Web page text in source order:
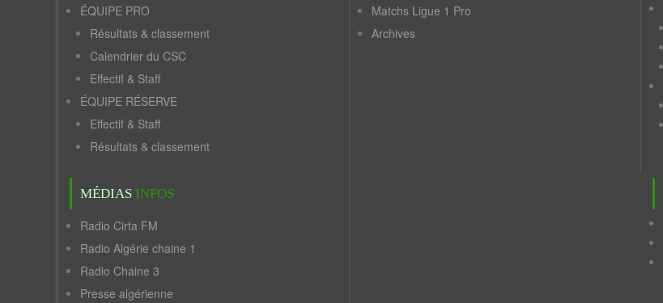
ÉQUIPE PRO
Résultats & classement
Calendrier du CSC
Effectif & Staff
ÉQUIPE RÉSERVE
Effectif & Staff
Résultats & classement
MÉDIAS INFOS
Radio Cirta FM
Radio Algérie chaine 1
Radio Chaine 3
Presse algérienne
Matchs Ligue 1 Pro
Archives